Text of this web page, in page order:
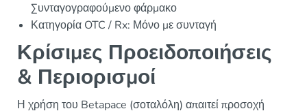
Συνταγογραφούμενο φάρμακο
Κατηγορία OTC / Rx: Μόνο με συνταγή
Κρίσιμες Προειδοποιήσεις
& Περιορισμοί
Η χρήση του Betapace (σοταλόλη) απαιτεί προσοχή